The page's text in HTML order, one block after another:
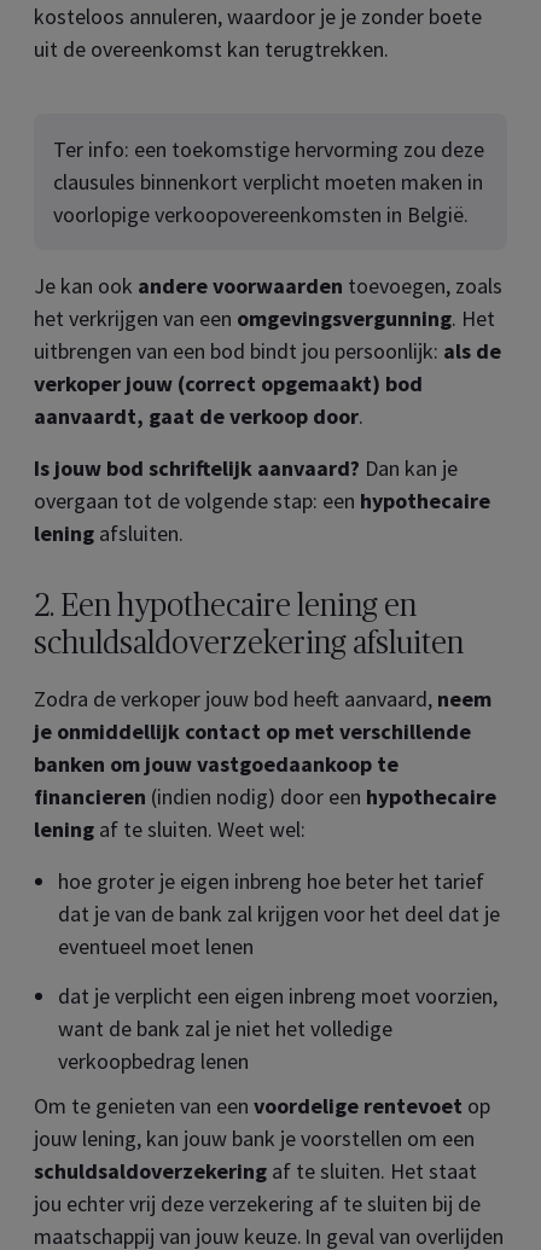
kosteloos annuleren, waardoor je je zonder boete
uit de overeenkomst kan terugtrekken.
Ter info: een toekomstige hervorming zou deze
clausules binnenkort verplicht moeten maken in
voorlopige verkoopovereenkomsten in België.
Je kan ook andere voorwaarden toevoegen, zoals
het verkrijgen van een omgevingsvergunning. Het
uitbrengen van een bod bindt jou persoonlijk: als de
verkoper jouw (correct opgemaakt) bod
aanvaardt, gaat de verkoop door.
Is jouw bod schriftelijk aanvaard? Dan kan je
overgaan tot de volgende stap: een hypothecaire
lening afsluiten.
2. Een hypothecaire lening en
schuldsaldoverzekering afsluiten
Zodra de verkoper jouw bod heeft aanvaard, neem
je onmiddellijk contact op met verschillende
banken om jouw vastgoedaankoop te
financieren (indien nodig) door een hypothecaire
lening af te sluiten. Weet wel:
hoe groter je eigen inbreng hoe beter het tarief
dat je van de bank zal krijgen voor het deel dat je
eventueel moet lenen
dat je verplicht een eigen inbreng moet voorzien,
want de bank zal je niet het volledige
verkoopbedrag lenen
Om te genieten van een voordelige rentevoet op
jouw lening, kan jouw bank je voorstellen om een
schuldsaldoverzekering af te sluiten. Het staat
jou echter vrij deze verzekering af te sluiten bij de
maatschappij van jouw keuze. In geval van overlijden